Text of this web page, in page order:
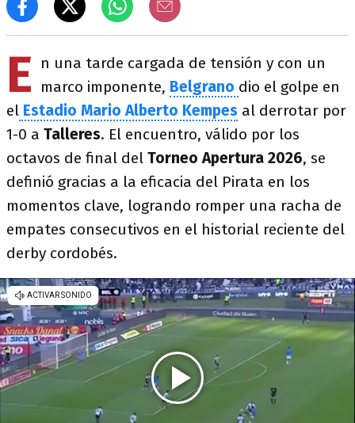
E
n una tarde cargada de tensión y con un
marco imponente, Belgrano dio el golpe en
el Estadio Mario Alberto Kempes al derrotar por
1-0 a Talleres. El encuentro, válido por los
octavos de final del Torneo Apertura 2026, se
definió gracias a la eficacia del Pirata en los
momentos clave, logrando romper una racha de
empates consecutivos en el historial reciente del
derby cordobés.